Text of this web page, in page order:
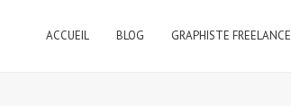
ACCUEIL BLOG GRAPHISTE FREELANCE